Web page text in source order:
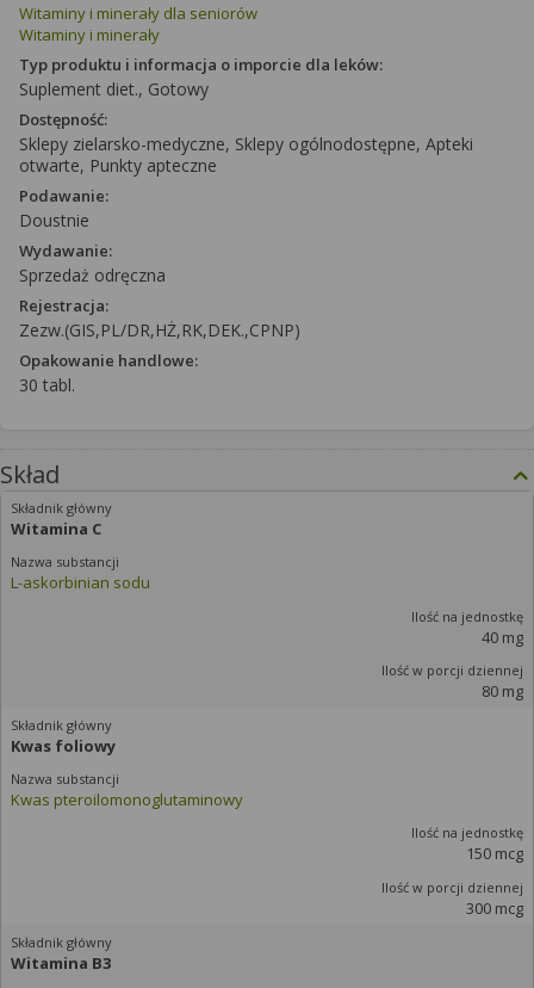
Witaminy i minerały dla seniorów
Witaminy i minerały
Typ produktu i informacja o imporcie dla leków:
Suplement diet., Gotowy
Dostępność:
Sklepy zielarsko-medyczne, Sklepy ogólnodostępne, Apteki
otwarte, Punkty apteczne
Podawanie:
Doustnie
Wydawanie:
Sprzedaż odręczna
Rejestracja:
Zezw.(GIS,PL/DR,HŻ,RK,DEK.,CPNP)
Opakowanie handlowe:
30 tabl.
Skład
Witamina C
L-askorbinian sodu
40 mg
80 mg
Kwas foliowy
Kwas pteroilomonoglutaminowy
150 mcg
300 mcg
Witamina B3